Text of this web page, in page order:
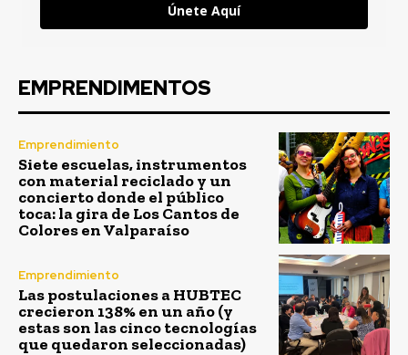
Únete Aquí
EMPRENDIMENTOS
Emprendimiento
Siete escuelas, instrumentos
con material reciclado y un
concierto donde el público
toca: la gira de Los Cantos de
Colores en Valparaíso
Emprendimiento
Las postulaciones a HUBTEC
crecieron 138% en un año (y
estas son las cinco tecnologías
que quedaron seleccionadas)